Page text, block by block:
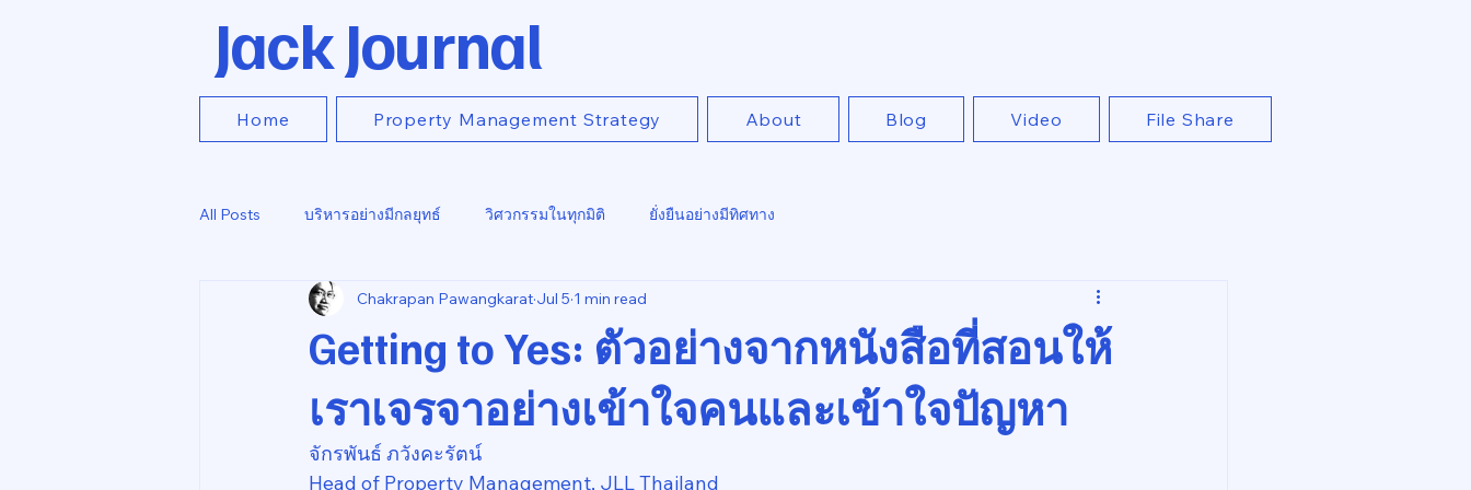
Jack Journal
Home Property Management Strategy About Blog Video File Share
All Posts บริหารอย่างมีกลยุทธ์ วิศวกรรมในทุกมิติ ยั่งยืนอย่างมีทิศทาง
Getting to Yes: ตัวอย่างจากหนังสือที่สอนให้
เราเจรจาอย่างเข้าใจคนและเข้าใจปัญหา
Chakrapan Pawangkarat Jul 5 1 min read
จักรพันธ์ ภวังคะรัตน์
Head of Property Management, JLL Thailand